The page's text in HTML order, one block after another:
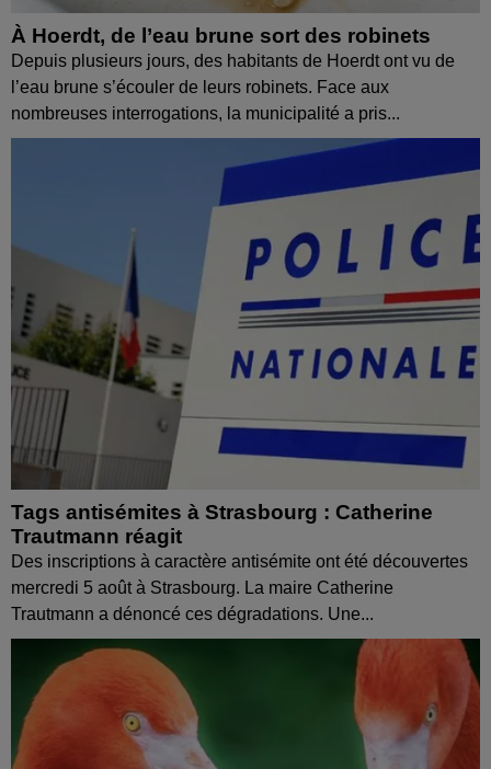
À Hoerdt, de l’eau brune sort des robinets
Depuis plusieurs jours, des habitants de Hoerdt ont vu de
l’eau brune s’écouler de leurs robinets. Face aux
nombreuses interrogations, la municipalité a pris...
Tags antisémites à Strasbourg : Catherine
Trautmann réagit
Des inscriptions à caractère antisémite ont été découvertes
mercredi 5 août à Strasbourg. La maire Catherine
Trautmann a dénoncé ces dégradations. Une...